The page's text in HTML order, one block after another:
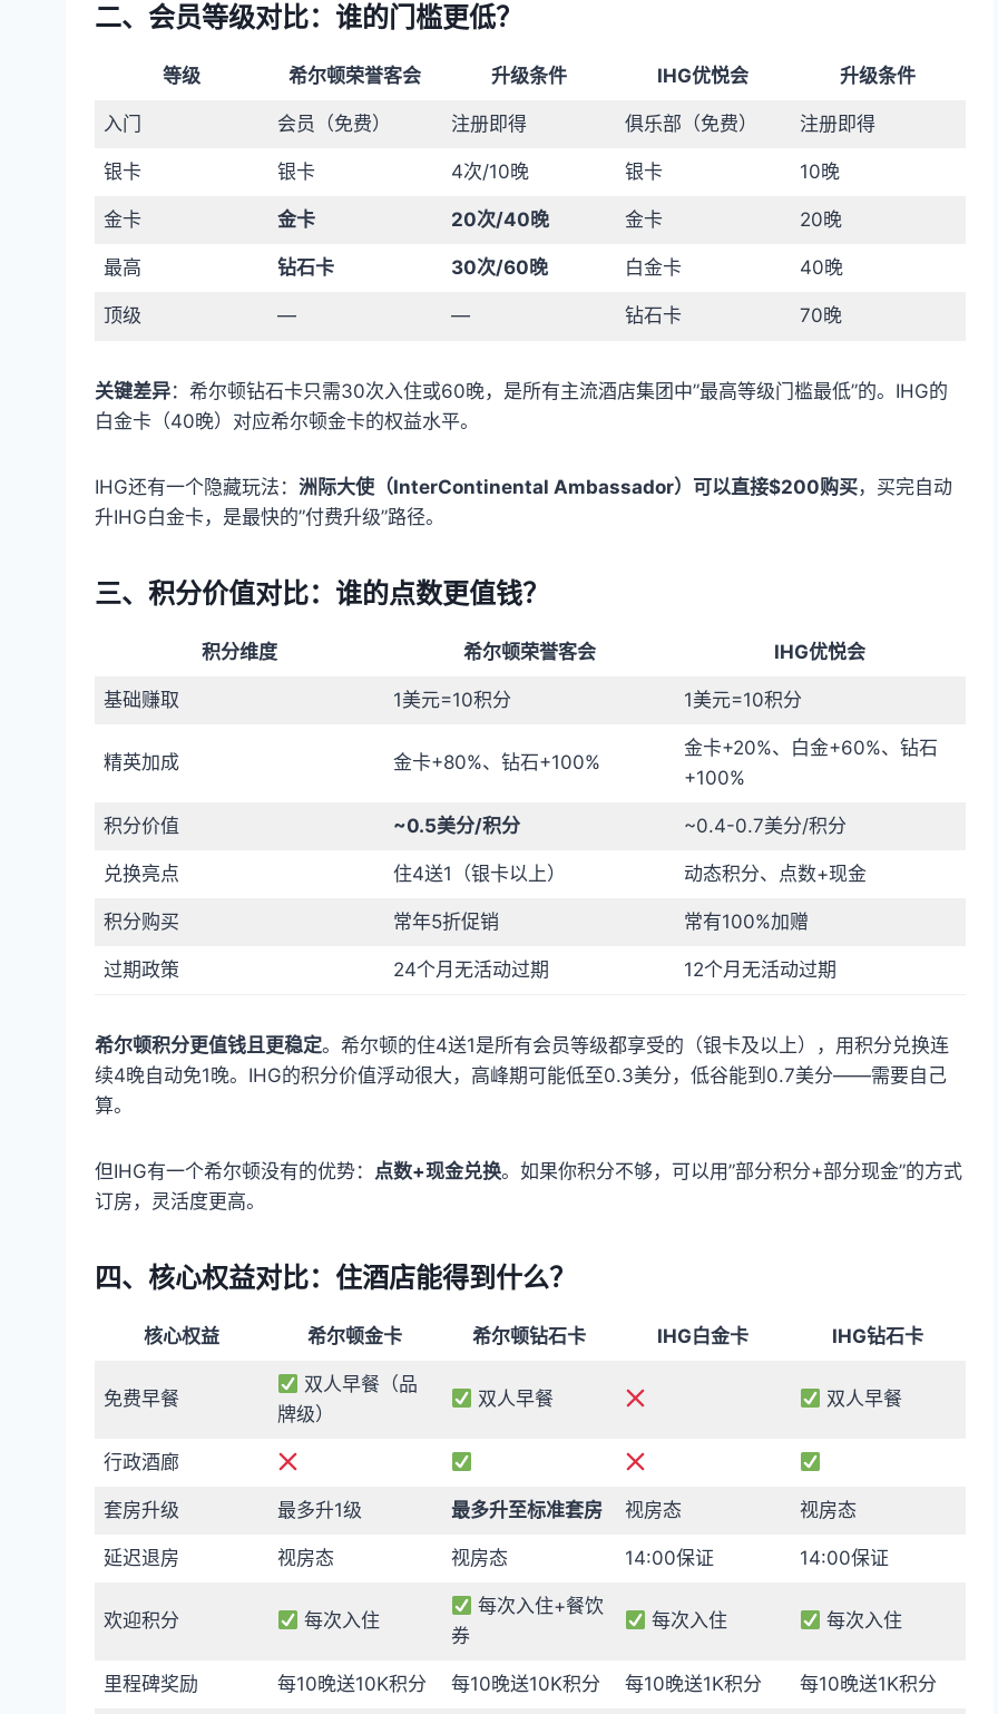
二、会员等级对比：谁的门槛更低？
等级 希尔顿荣誉客会 升级条件 IHG优悦会 升级条件
入门 会员（免费） 注册即得 俱乐部（免费） 注册即得
银卡 银卡 4次/10晚 银卡 10晚
金卡 金卡 20次/40晚 金卡 20晚
最高 钻石卡 30次/60晚 白金卡 40晚
顶级 — — 钻石卡 70晚
关键差异：希尔顿钻石卡只需30次入住或60晚，是所有主流酒店集团中”最高等级门槛最低”的。IHG的
白金卡（40晚）对应希尔顿金卡的权益水平。
IHG还有一个隐藏玩法： 洲际大使（InterContinental Ambassador）可以直接$200购买，买完自动
升IHG白金卡，是最快的”付费升级”路径。
三、积分价值对比：谁的点数更值钱？
积分维度 希尔顿荣誉客会 IHG优悦会
基础赚取 1美元=10积分 1美元=10积分
精英加成 金卡+80%、钻石+100%
金卡+20%、白金+60%、钻石
+100%
积分价值 ~0.5美分/积分 ~0.4-0.7美分/积分
兑换亮点 住4送1（银卡以上） 动态积分、点数+现金
积分购买 常年5折促销 常有100%加赠
过期政策 24个月无活动过期 12个月无活动过期
希尔顿积分更值钱且更稳定。希尔顿的住4送1是所有会员等级都享受的（银卡及以上），用积分兑换连
续4晚自动免1晚。IHG的积分价值浮动很大，高峰期可能低至0.3美分，低谷能到0.7美分——需要自己
算。
但IHG有一个希尔顿没有的优势： 点数+现金兑换。如果你积分不够，可以用”部分积分+部分现金”的方式
订房，灵活度更高。
四、核心权益对比：住酒店能得到什么？
核心权益 希尔顿金卡 希尔顿钻石卡 IHG白金卡 IHG钻石卡
免费早餐
双人早餐（品
牌级）
双人早餐 双人早餐
行政酒廊
套房升级 最多升1级 最多升至标准套房 视房态 视房态
延迟退房 视房态 视房态 14:00保证 14:00保证
欢迎积分 每次入住
每次入住+餐饮
券
每次入住 每次入住
里程碑奖励 每10晚送10K积分 每10晚送10K积分 每10晚送1K积分 每10晚送1K积分